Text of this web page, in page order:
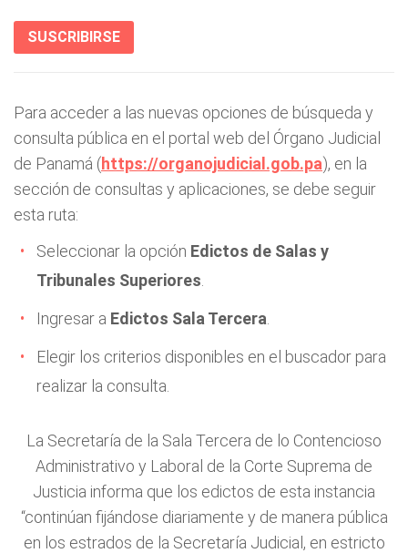
SUSCRIBIRSE
Para acceder a las nuevas opciones de búsqueda y
consulta pública en el portal web del Órgano Judicial
de Panamá (https://organojudicial.gob.pa), en la
sección de consultas y aplicaciones, se debe seguir
esta ruta:
Seleccionar la opción Edictos de Salas y
Tribunales Superiores
Ingresar a Edictos Sala Tercera
Elegir los criterios disponibles en el buscador para
realizar la consulta.
La Secretaría de la Sala Tercera de lo Contencioso
Administrativo y Laboral de la Corte Suprema de
Justicia informa que los edictos de esta instancia
“continúan fijándose diariamente y de manera pública
en los estrados de la Secretaría Judicial, en estricto